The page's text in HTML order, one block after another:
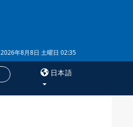
2026年8月8日 土曜日 02:35
日本語